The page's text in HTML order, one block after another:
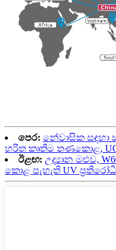
පෙර: නේවාසික සඳහා
හරිත කෘතිම තණකොළ,
ඊළඟ: උද්‍යාන මළුව,
කොළ පැහැති UV